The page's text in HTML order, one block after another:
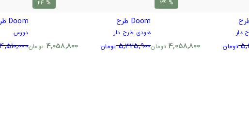
% 24
دار
تومان 4,058,800 تومان
% 24
Doom طرح
هودی طرح دار
5,325,900 تومان 4,058,800 تومان
Doom طرح Doom Since 1993
دورس
4,510,000